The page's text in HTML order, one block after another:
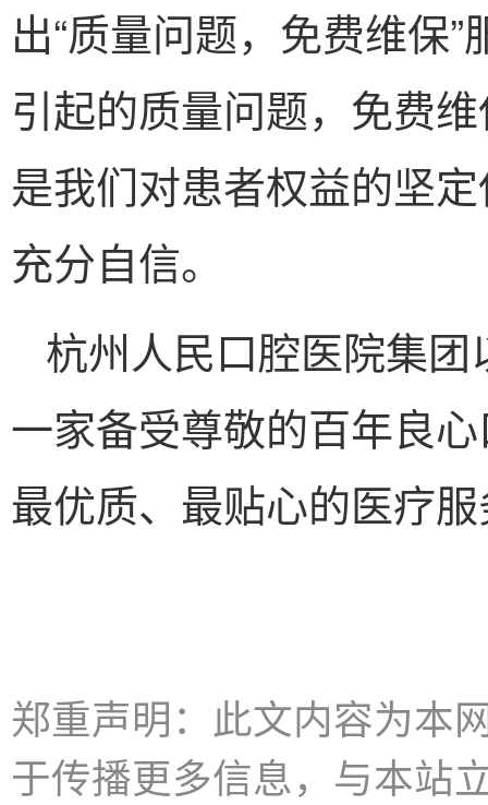
出“质量问题，免费维保
引起的质量问题，免费
是我们对患者权益的坚
充分自信。
杭州人民口腔医院集团
一家备受尊敬的百年良
最优质、最贴心的医疗
郑重声明：此文内容为本
于传播更多信息，与本站